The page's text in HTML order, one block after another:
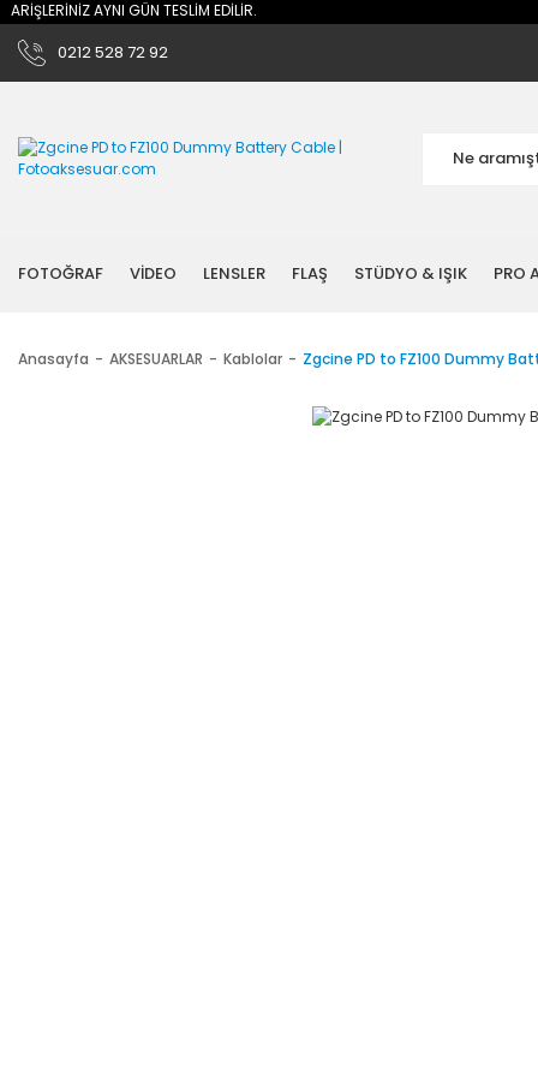
AYNI GÜN TESLİM EDİLİR.
0212 528 72 92
FOTOĞRAF VİDEO LENSLER FLAŞ STÜDYO & IŞIK PRO
Anasayfa AKSESUARLAR Kablolar Zgcine PD to FZ100 Dummy